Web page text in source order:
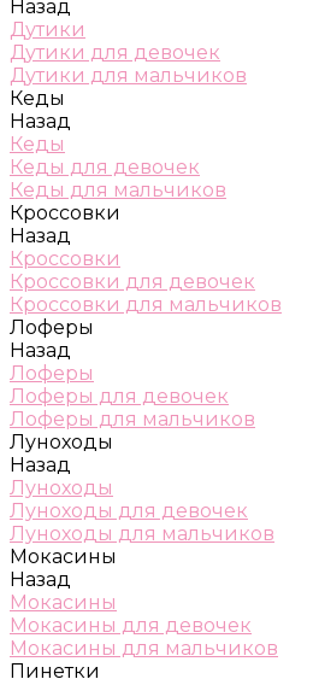
Назад
Дутики
Дутики для девочек
Дутики для мальчиков
Кеды
Назад
Кеды
Кеды для девочек
Кеды для мальчиков
Кроссовки
Назад
Кроссовки
Кроссовки для девочек
Кроссовки для мальчиков
Лоферы
Назад
Лоферы
Лоферы для девочек
Лоферы для мальчиков
Луноходы
Назад
Луноходы
Луноходы для девочек
Луноходы для мальчиков
Мокасины
Назад
Мокасины
Мокасины для девочек
Мокасины для мальчиков
Пинетки